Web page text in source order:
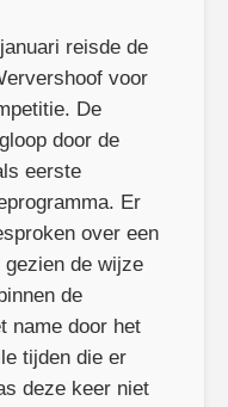
reisde de
voor
De
door de
eerste
Er
over een
de wijze
de
name door het
tijden die er
deze keer niet